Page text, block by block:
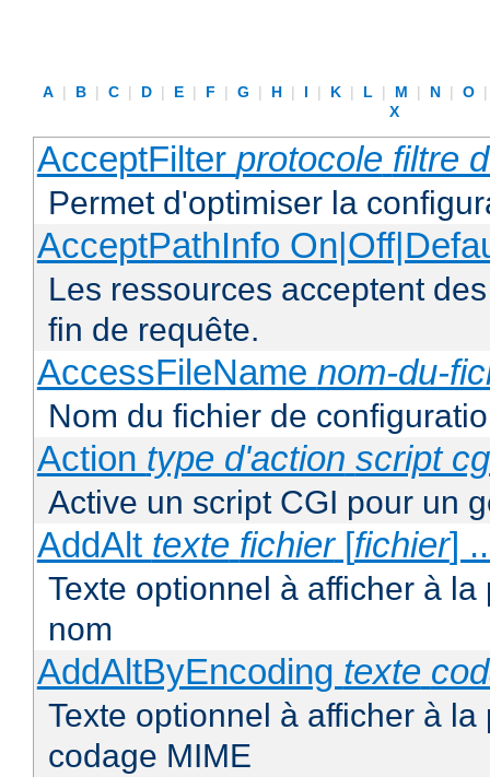
A | B | C | D | E | F | G | H | I | K | L | M | N | O
X
AcceptFilter protocole filtre
Permet d'optimiser la
AcceptPathInfo
Les ressources acceptent
fin de requête.
AccessFileName nom-du-
Nom du fichier de
Action type d'action script
Active un script CGI pour un
AddAlt texte fichier[fichier]
Texte optionnel à afficher à
nom
AddAltByEncoding texte
Texte optionnel à afficher à
codage MIME